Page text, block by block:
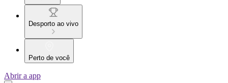
Desporto ao vivo
Perto de você
Abrir a app